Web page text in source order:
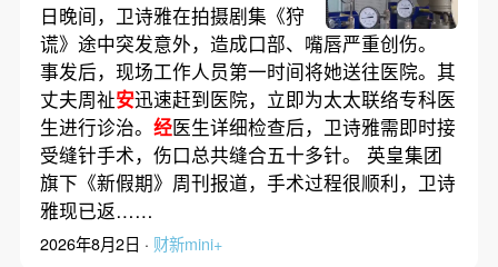
日晚间，卫诗雅在拍摄剧集《狩
谎》途中突发意外，造成口部、嘴唇严重创伤。
事发后，现场工作人员第一时间将她送往医院。其
丈夫周祉安迅速赶到医院，立即为太太联络专科医
生进行诊治。 经医生详细检查后，卫诗雅需即时接
受缝针手术，伤口总共缝合五十多针。 英皇集团
旗下《新假期》周刊报道，手术过程很顺利，卫诗
雅现已返……
2026年8月2日 · 财新mini+